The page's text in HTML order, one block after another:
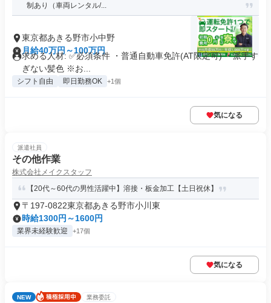
制あり（車両レンタル/...
東京都あきる野市小中野
月給40万円～100万円
求める人材: ✅️必須条件 ・普通自動車免許(AT限定可) ・派手す
ぎない髪色 ※お...
シフト自由 即日勤務OK +1個
気になる
派遣社員
その他作業
株式会社メイクスタッフ
【20代～60代の男性活躍中】溶接・板金加工【土日祝休】
〒197-0822東京都あきる野市小川東
時給1300円～1600円
業界未経験歓迎 +17個
気になる
NEW 業務委託